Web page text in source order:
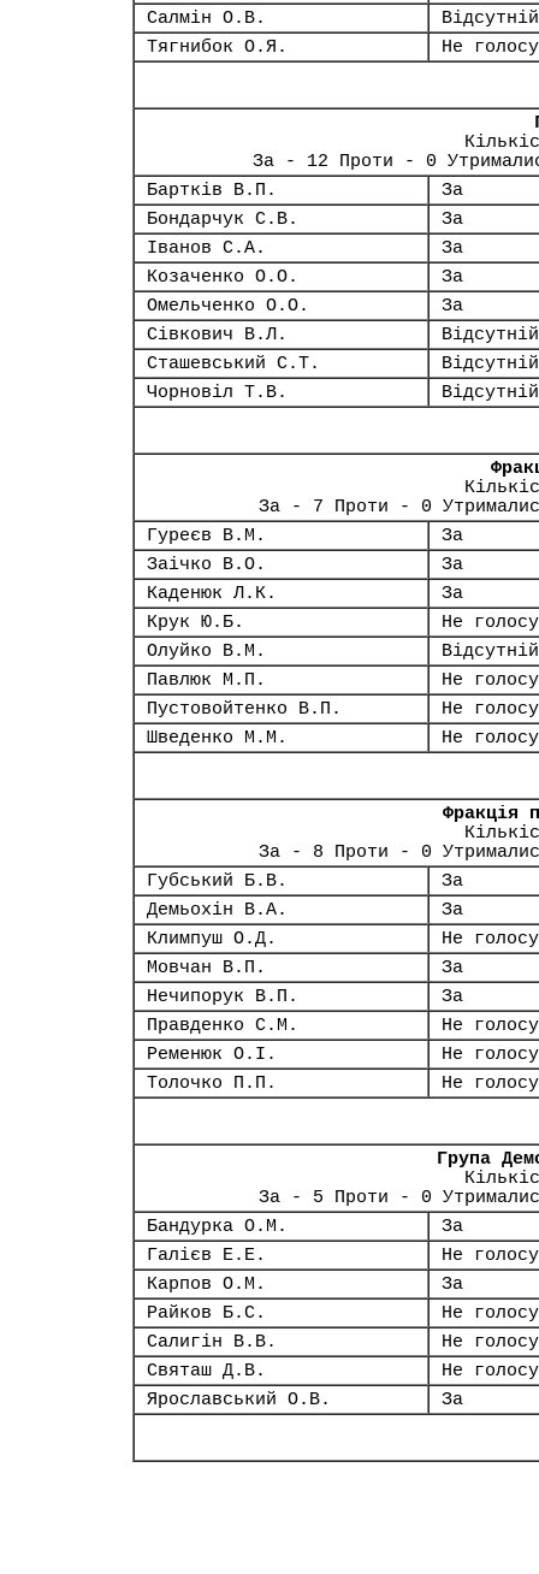
Салмін О.В.
Відсутній
Тягнибок О.Я.
Не
За - 12 Проти - 0
Бартків В.П.
За
Бондарчук С.В.
За
Іванов С.А.
За
Козаченко О.О.
За
Омельченко О.О.
За
Сівкович В.Л.
Відсутній
Сташевський С.Т.
Відсутній
Чорновіл Т.В.
Відсутній
За - 7 Проти - 0
Гуреєв В.М.
За
Заічко В.О.
За
Каденюк Л.К.
За
Крук Ю.Б.
Не
Олуйко В.М.
Відсутній
Павлюк М.П.
Не
Пустовойтенко В.П.
Не
Шведенко М.М.
Не
Фракція
За - 8 Проти - 0
Губський Б.В.
За
Демьохін В.А.
За
Климпуш О.Д.
Не
Мовчан В.П.
За
Нечипорук В.П.
За
Правденко С.М.
Не
Ременюк О.І.
Не
Толочко П.П.
Не
Група
За - 5 Проти - 0
Бандурка О.М.
За
Галієв Е.Е.
Не
Карпов О.М.
За
Райков Б.С.
Не
Салигін В.В.
Не
Святаш Д.В.
Не
Ярославський О.В.
За